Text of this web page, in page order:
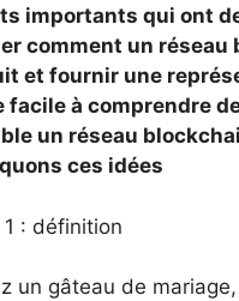
importants qui ont
comment un réseau
et fournir une
facile à comprendre
un réseau
ces idées
1 : définition
un gâteau de